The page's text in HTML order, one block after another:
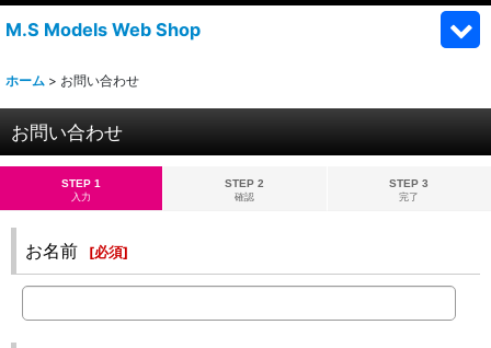
M.S Models Web Shop
ホーム > お問い合わせ
お問い合わせ
STEP 1
入力
STEP 2
確認
STEP 3
完了
お名前 [必須]